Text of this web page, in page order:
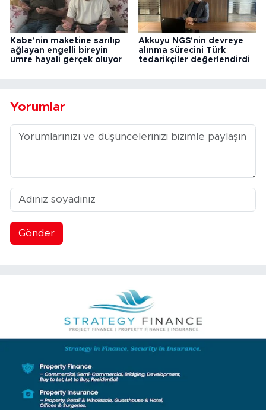
Kabe'nin maketine sarılıp
ağlayan engelli bireyin
umre hayali gerçek oluyor
Akkuyu NGS'nin devreye
alınma sürecini Türk
tedarikçiler değerlendirdi
Yorumlar
Gönder